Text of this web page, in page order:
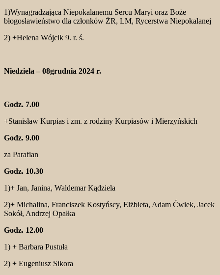
1)Wynagradzająca Niepokalanemu Sercu Maryi oraz Boże
błogosławieństwo dla członków ŻR, LM, Rycerstwa Niepokalanej
2) +Helena Wójcik 9. r. ś.
Niedziela – 08grudnia 2024 r.
Godz. 7.00
+Stanisław Kurpias i zm. z rodziny Kurpiasów i Mierzyńskich
Godz. 9.00
za Parafian
Godz. 10.30
1)+ Jan, Janina, Waldemar Kądziela
2)+ Michalina, Franciszek Kostyńscy, Elżbieta, Adam Ćwiek, Jacek
Sokół, Andrzej Opałka
Godz. 12.00
1) + Barbara Pustuła
2) + Eugeniusz Sikora